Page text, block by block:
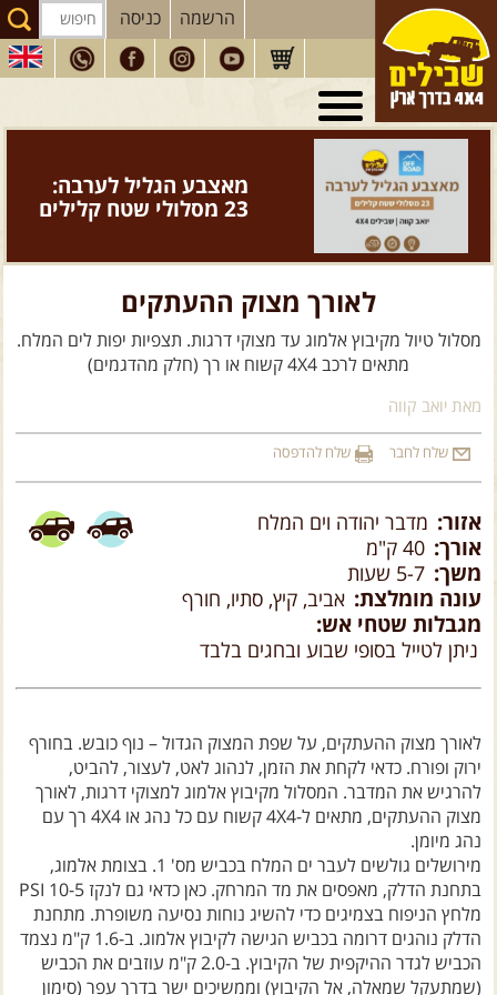
הרשמה כניסה
טיולי 4X4
בארץ
מסעות בעולם
טיוליםלרכב פנאי
הדרכותנהיגה
המדריכיםשלנו
חנותשבילים
הירשמו לניוזלטר שבילים
הבלוג של יואב קווה
פודקאסט ג'יפאות
אודות יואב קווה והאתר שבילים
לנהיגת שטח" - מהדורה
חדשה >>
מסלול טיול מקיבוץ אלמוג עד מצוקי דרגות. תצפיות יפות לים המלח.
מתאים לרכב 4X4 קשוח או רך (חלק מהדגמים)
אורך: 40 ק"מ
משך: 5-7 שעות
עונה מומלצת:
מגבלות שטחי אש:
ניתן לטייל בסופי שבוע ובחגים בלבד
ירוק ופורח. כדאי לקחת את הזמן, לנהוג לאט, לעצור, להביט,
להרגיש את המדבר. המסלול מקיבוץ אלמוג למצוקי דרגות, לאורך
מצוק ההעתקים, מתאים ל-4X4 קשוח עם כל נהג או 4X4 רך עם
נהג מיומן.
מלחץ הניפוח בצמיגים כדי להשיג נוחות נסיעה משופרת. מתחנת
הדלק נוהגים דרומה בכביש הגישה לקיבוץ אלמוג. ב-1.6 ק"מ נצמד
הכביש לגדר ההיקפית של הקיבוץ. ב-2.0 ק"מ עוזבים את הכביש
(שמתעקל שמאלה, אל הקיבוץ) וממשיכים ישר בדרך עפר (סימון
אדום. מספר 8111 במפה) . הדרך גולשת לעבר ערוץ נחל אוג.